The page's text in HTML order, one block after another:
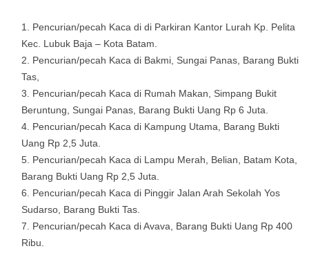
Pencurian/pecah Kaca di di Parkiran Kantor Lurah Kp. Pelita
Kec. Lubuk Baja – Kota Batam.
Pencurian/pecah Kaca di Bakmi, Sungai Panas, Barang Bukti
Tas,
Pencurian/pecah Kaca di Rumah Makan, Simpang Bukit
Beruntung, Sungai Panas, Barang Bukti Uang Rp 6 Juta.
Pencurian/pecah Kaca di Kampung Utama, Barang Bukti
Uang Rp 2,5 Juta.
Pencurian/pecah Kaca di Lampu Merah, Belian, Batam Kota,
Barang Bukti Uang Rp 2,5 Juta.
Pencurian/pecah Kaca di Pinggir Jalan Arah Sekolah Yos
Sudarso, Barang Bukti Tas.
Pencurian/pecah Kaca di Avava, Barang Bukti Uang Rp 400
Ribu.